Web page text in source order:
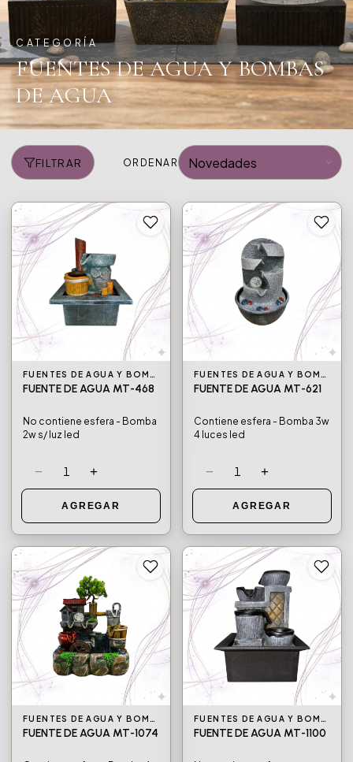
CATEGORÍA
FUENTES DE AGUA Y BOMBAS
DE AGUA
FILTRAR ORDENAR
FUENTES DE AGUA Y BOMBAS DE AGUA
FUENTE DE AGUA MT-468
No contiene esfera - Bomba
2w s/ luz led
− 1 +
AGREGAR
FUENTES DE AGUA Y BOMBAS DE AGUA
FUENTE DE AGUA MT-621
Contiene esfera - Bomba 3w
4 luces led
− 1 +
AGREGAR
FUENTES DE AGUA Y BOMBAS DE AGUA
FUENTE DE AGUA MT-1074
FUENTES DE AGUA Y BOMBAS DE AGUA
FUENTE DE AGUA MT-1100